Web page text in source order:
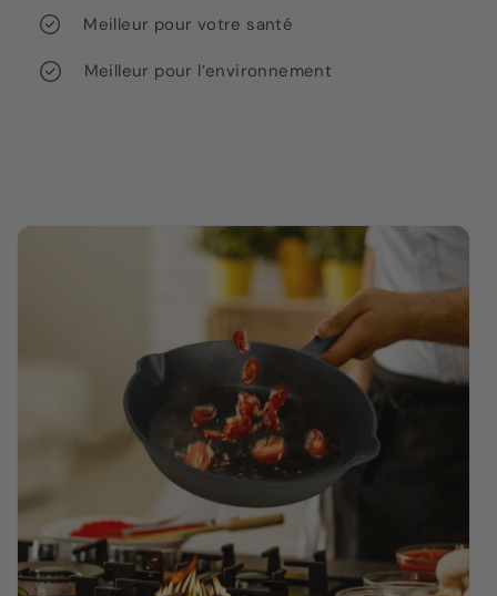
Meilleur pour votre santé
Meilleur pour l’environnement